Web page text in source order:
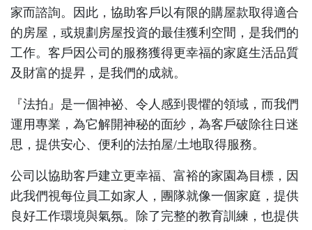
家而諮詢。因此，協助客戶以有限的購屋款取得適合
的房屋，或規劃房屋投資的最佳獲利空間，是我們的
工作。客戶因公司的服務獲得更幸福的家庭生活品質
及財富的提昇，是我們的成就。
『法拍』是一個神祕、令人感到畏懼的領域，而我們
運用專業，為它解開神秘的面紗，為客戶破除往日迷
思，提供安心、便利的法拍屋/土地取得服務。
公司以協助客戶建立更幸福、富裕的家園為目標，因
此我們視每位員工如家人，團隊就像一個家庭，提供
良好工作環境與氣氛。除了完整的教育訓練，也提供